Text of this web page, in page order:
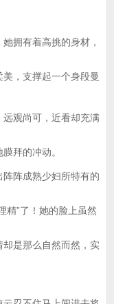
拥有着高挑的身材，
，支撑起一个身段曼
观尚可，近看却充满
拜的冲动。
阵成熟少妇所特有的
”了！她的脸上虽然
是那么自然而然，实